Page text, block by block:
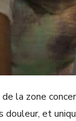
la zone
et